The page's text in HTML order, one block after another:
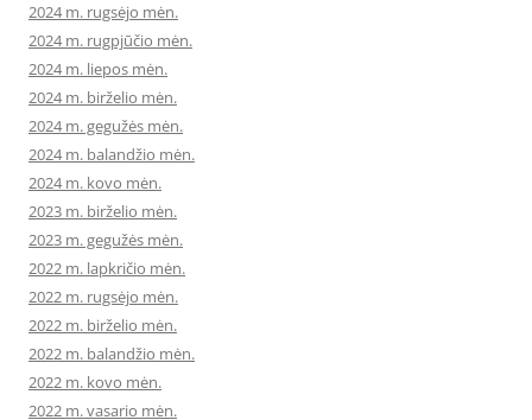
2024 m. rugsėjo mėn.
2024 m. rugpjūčio mėn.
2024 m. liepos mėn.
2024 m. birželio mėn.
2024 m. gegužės mėn.
2024 m. balandžio mėn.
2024 m. kovo mėn.
2023 m. birželio mėn.
2023 m. gegužės mėn.
2022 m. lapkričio mėn.
2022 m. rugsėjo mėn.
2022 m. birželio mėn.
2022 m. balandžio mėn.
2022 m. kovo mėn.
2022 m. vasario mėn.